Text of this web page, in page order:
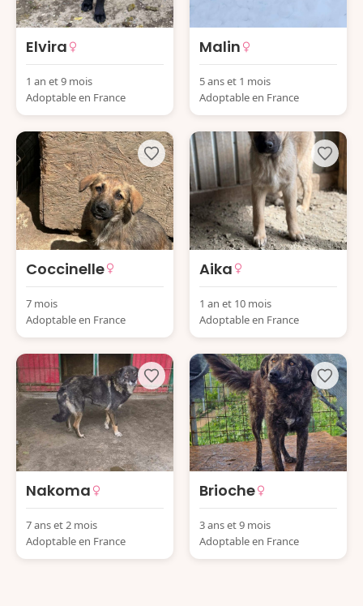
Elvira
1 an et 9 mois
Adoptable en France
Malin
5 ans et 1 mois
Adoptable en France
Coccinelle
7 mois
Adoptable en France
Aika
1 an et 10 mois
Adoptable en France
Nakoma
7 ans et 2 mois
Adoptable en France
Brioche
3 ans et 9 mois
Adoptable en France